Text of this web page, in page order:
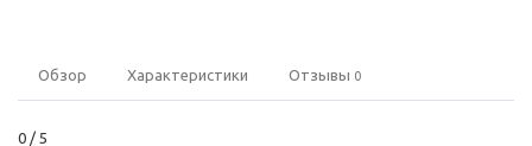
Обзор Характеристики Отзывы 0
0 / 5